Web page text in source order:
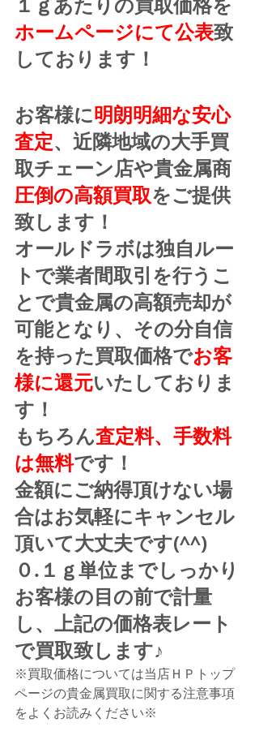
ホームページにて公表致
しております！
お客様に明朗明細な安心
査定、近隣地域の大手買
取チェーン店や貴金属商
圧倒の高額買取をご提供
致します！
オールドラボは独自ルー
トで業者間取引を行うこ
とで貴金属の高額売却が
可能となり、その分自信
を持った買取価格でお客
様に還元いたしておりま
す！
もちろん査定料、手数料
は無料です！
金額にご納得頂けない場
合はお気軽にキャンセル
頂いて大丈夫です(^^)
０.１ｇ単位までしっかり
お客様の目の前で計量
し、上記の価格表レート
で買取致します♪
※買取価格については当店ＨＰトップ
ページの貴金属買取に関する注意事項
をよくお読みください※